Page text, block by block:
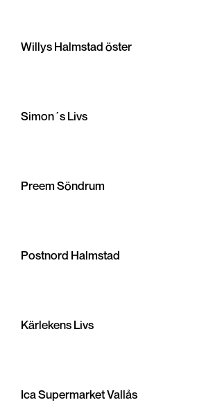
Willys Halmstad öster
Simon´s Livs
Preem Söndrum
Postnord Halmstad
Kärlekens Livs
Ica Supermarket Vallås